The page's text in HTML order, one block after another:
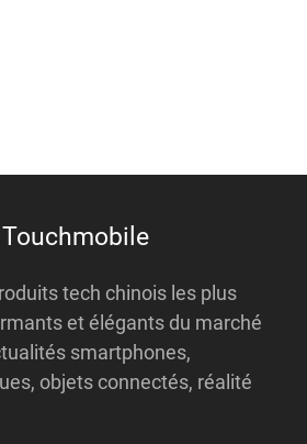
tech chinois les plus
et élégants du marché
smartphones,
objets connectés, réalité